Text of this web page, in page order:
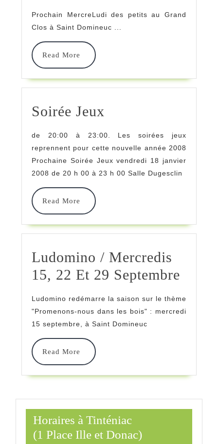
Petits
Au
Grand
À
Saint
Domineuc
Prochain MercreLudi des petits au Grand
Clos à Saint Domineuc ...
Read More
Read
More
Soirée Jeux
de 20:00 à 23:00. Les soirées jeux
reprennent pour cette nouvelle année 2008
Prochaine Soirée Jeux vendredi 18 janvier
2008 de 20 h 00 à 23 h 00 Salle Dugesclin
Read More
Read
More
Ludomino / Mercredis
15, 22 Et 29 Septembre
29
Ludomino redémarre la saison sur le thème
"Promenons-nous dans les bois" : mercredi
15 septembre, à Saint Domineuc
Read More
Read
More
Horaires à Tinténiac
(1 Place Ille et Donac)